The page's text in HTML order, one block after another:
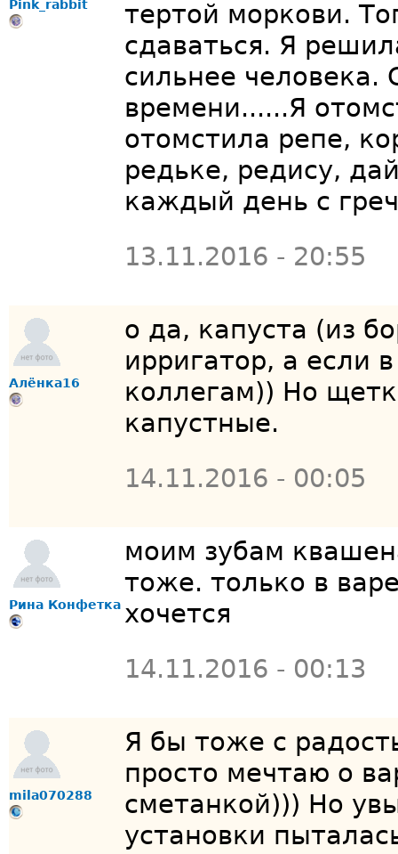
Pink_rabbit
тертой моркови.
сдаваться. Я
сильнее человека.
времени......Я
отомстила репе,
редьке, редису,
каждый день с
13.11.2016 - 20:55
Алёнка16
о да, капуста (из
ирригатор, а если
коллегам)) Но
капустные.
14.11.2016 - 00:05
Рина Конфетка
моим зубам
тоже. только в
хочется
14.11.2016 - 00:13
mila070288
Я бы тоже с
просто мечтаю о
сметанкой))) Но
установки